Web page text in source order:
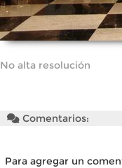
No alta resolución
Comentarios:
Para agregar un